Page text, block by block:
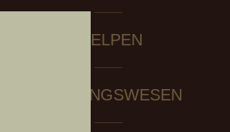
WELPEN
PRÜFUNGSWESEN